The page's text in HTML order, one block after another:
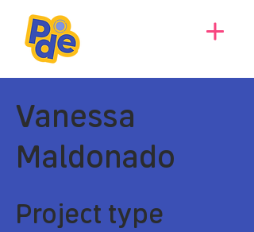
Vanessa
Maldonado
Project type